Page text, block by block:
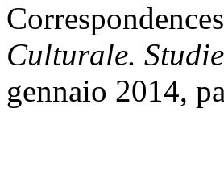
Culturale.
gennaio 2014,